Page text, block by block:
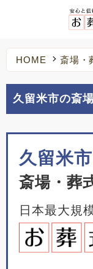
HOME 斎場・
久留米市の斎
久留米市
斎場・葬
日本最大規